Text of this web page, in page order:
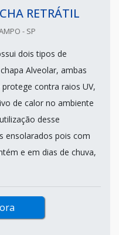
RETRÁTIL
- SP
dois tipos de
Alveolar, ambas
contra raios UV,
de calor no ambiente
desse
ensolarados pois com
e em dias de chuva,